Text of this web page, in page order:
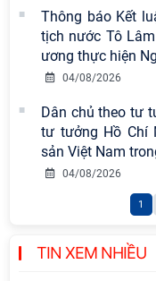
Thông báo Kết
tịch nước Tô
ương thực hiện
04/08/2026
Dân chủ theo tư
tư tưởng Hồ Chí
sản Việt Nam
04/08/2026
1
TIN XEM NHIỀU
vào thứ ba, ngày 28/
Tọa đàm Giao lưu
những kinh nghiệm
Cộng sản Việt Nam
sự nghiệp xây dựng
Hội nghị Lãnh đạo
Khoa học xã hội
với Ban Chủ nhiệm
cấp Bộ